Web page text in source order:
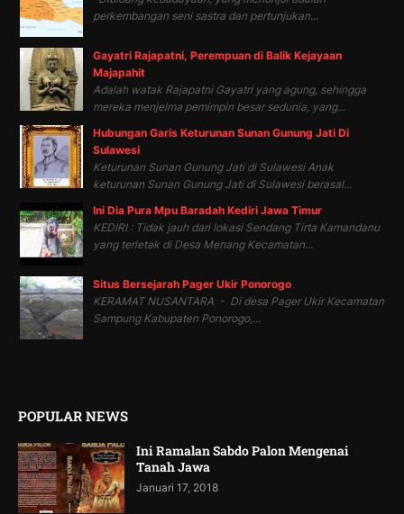
perkembangan seni sastra dan pertunjukan...
Gayatri Rajapatni, Perempuan di Balik Kejayaan
Majapahit
Adalah watak Rajapatni Gayatri yang agung, sehingga
mereka menjelma pemimpin besar sedunia, yang...
Hubungan Garis Keturunan Sunan Gunung Jati Di
Sulawesi
Keturunan Sunan Gunung Jati di Sulawesi Anak
keturunan Sunan Gunung Jati di Sulawesi berasal...
Ini Dia Pura Mpu Baradah Kediri Jawa Timur
KEDIRI : Tidak jauh dari lokasi Sendang Tirta Kamandanu
yang terletak di Desa Menang Kecamatan...
Situs Bersejarah Pager Ukir Ponorogo
KERAMAT NUSANTARA - Di desa Pager Ukir Kecamatan
Sampung Kabupaten Ponorogo,...
POPULAR NEWS
Ini Ramalan Sabdo Palon Mengenai
Tanah Jawa
Januari 17, 2018